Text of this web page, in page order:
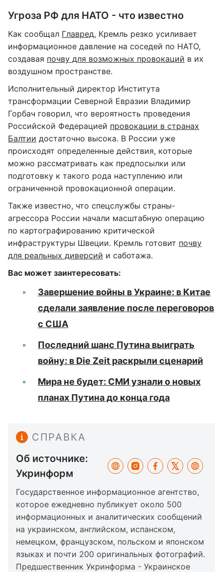
Угроза РФ для НАТО - что известно
Как сообщал Главред, Кремль резко усиливает
информационное давление на соседей по НАТО,
создавая почву для возможных провокаций в их
воздушном пространстве.
Исполнительный директор Института
трансформации Северной Евразии Владимир
Горбач говорил, что вероятность проведения
Российской Федерацией провокации в странах
Балтии достаточно высока. В России уже
происходят определенные действия, которые
можно рассматривать как предпосылки или
подготовку к такого рода наступлению или
ограниченной провокационной операции.
Также известно, что спецслужбы страны-
агрессора России начали масштабную операцию
по картографированию критической
инфраструктуры Швеции. Кремль готовит почву
для реальных диверсий и саботажа.
Вас может заинтересовать:
Завершение войны в Украине: в Китае
сделали заявление после переговоров
с США
Последний шанс Путина выиграть
войну: в Die Zeit раскрыли сценарий
Мира не будет: СМИ узнали о новых
планах Путина до конца года
СПРАВКА
Об источнике:
Укринформ
Государственное информационное агентство,
которое ежедневно публикует около 500
информационных и аналитических сообщений
на украинском, английском, испанском,
немецком, французском, польском и японском
языках и почти 200 оригинальных фотографий.
Предшественник Укринформа - Украинское